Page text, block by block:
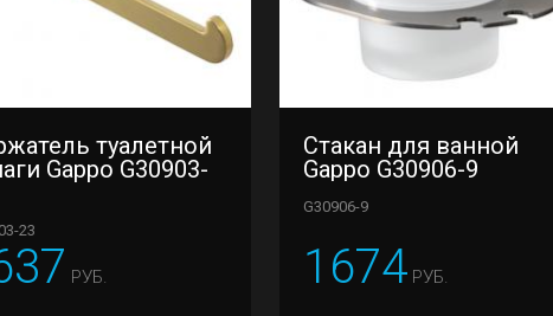
туалетной
Gappo G30903-
23
РУБ.
Стакан для ванной
Gappo G30906-9
G30906-9
1674 РУБ.